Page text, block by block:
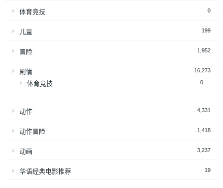
体育竞技 0
儿童 199
冒险 1,952
剧情 16,273
体育竞技 0
动作 4,331
动作冒险 1,418
动画 3,237
华语经典电影推荐 19